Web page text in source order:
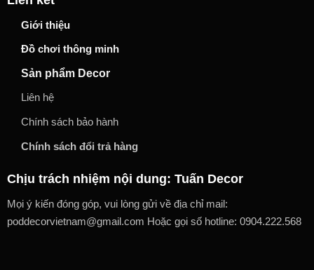
Giới thiệu
Đồ chơi thông minh
Sản phẩm Decor
Liên hệ
Chính sách bảo hành
Chính sách đổi trả hàng
Chịu trách nhiệm nội dung: Tuấn Decor
Mọi ý kiến đóng góp, vui lòng gửi về địa chỉ mail:
poddecorvietnam@gmail.com Hoặc gọi số hotline: 0904.222.568